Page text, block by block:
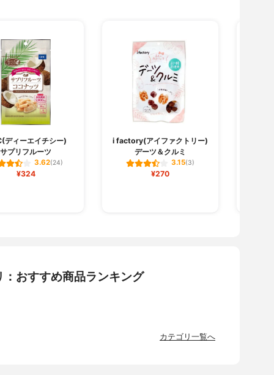
ディーエイチシー)
サプリフルーツ
3.62(24)
¥324
i factory(アイファクトリー)
デーツ＆クルミ
3.15(3)
¥270
おすすめ商品ランキング
カテゴリ一覧へ